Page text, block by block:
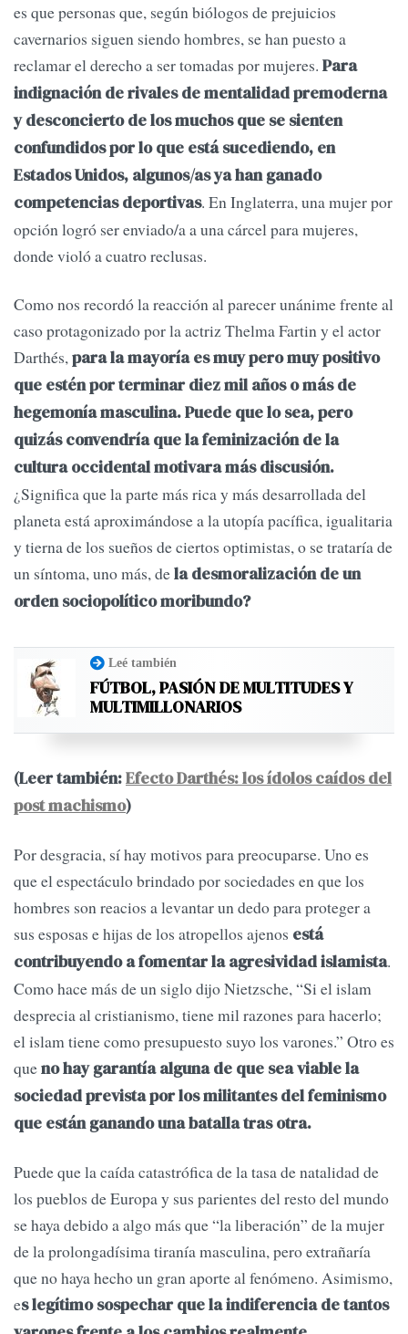
es que personas que, según biólogos de prejuicios
cavernarios siguen siendo hombres, se han puesto a
reclamar el derecho a ser tomadas por mujeres. Para
indignación de rivales de mentalidad premoderna
y desconcierto de los muchos que se sienten
confundidos por lo que está sucediendo, en
Estados Unidos, algunos/as ya han ganado
competencias deportivas. En Inglaterra, una mujer por
opción logró ser enviado/a a una cárcel para mujeres,
donde violó a cuatro reclusas.
Como nos recordó la reacción al parecer unánime frente al
caso protagonizado por la actriz Thelma Fartin y el actor
Darthés,para la mayoría es muy pero muy positivo
que estén por terminar diez mil años o más de
hegemonía masculina. Puede que lo sea, pero
quizás convendría que la feminización de la
cultura occidental motivara más discusión.
¿Significa que la parte más rica y más desarrollada del
planeta está aproximándose a la utopía pacífica, igualitaria
y tierna de los sueños de ciertos optimistas, o se trataría de
un síntoma, uno más, dela desmoralización de un
orden sociopolítico moribundo?
Leé también
FÚTBOL, PASIÓN DE MULTITUDES Y
MULTIMILLONARIOS
(Leer también:Efecto Darthés: los ídolos caídos del
post machismo)
Por desgracia, sí hay motivos para preocuparse. Uno es
que el espectáculo brindado por sociedades en que los
hombres son reacios a levantar un dedo para proteger a
sus esposas e hijas de los atropellos ajenos está
contribuyendo a fomentar la agresividad islamista.
Como hace más de un siglo dijo Nietzsche, “Si el islam
desprecia al cristianismo, tiene mil razones para hacerlo;
el islam tiene como presupuesto suyo los varones.” Otro es
queno hay garantía alguna de que sea viable la
sociedad prevista por los militantes del feminismo
que están ganando una batalla tras otra.
Puede que la caída catastrófica de la tasa de natalidad de
los pueblos de Europa y sus parientes del resto del mundo
se haya debido a algo más que “la liberación” de la mujer
de la prolongadísima tiranía masculina, pero extrañaría
que no haya hecho un gran aporte al fenómeno. Asimismo,
es legítimo sospechar que la indiferencia de tantos